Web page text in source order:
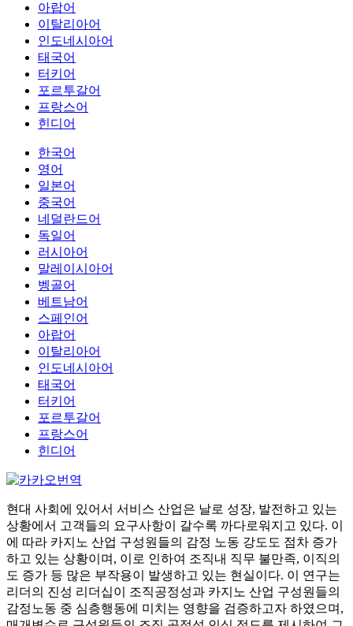
아랍어
이탈리아어
인도네시아어
태국어
터키어
포르투갈어
프랑스어
힌디어
한국어
영어
일본어
중국어
네덜란드어
독일어
러시아어
말레이시아어
벵골어
베트남어
스페인어
아랍어
이탈리아어
인도네시아어
태국어
터키어
포르투갈어
프랑스어
힌디어
현대 사회에 있어서 서비스 산업은 날로 성장, 발전하고 있는
상황에서 고객들의 요구사항이 갈수록 까다로워지고 있다. 이
에 따라 카지노 산업 구성원들의 감정 노동 강도도 점차 증가
하고 있는 상황이며, 이로 인하여 조직내 직무 불만족, 이직의
도 증가 등 많은 부작용이 발생하고 있는 현실이다. 이 연구는
리더의 진성 리더십이 조직공정성과 카지노 산업 구성원들의
감정노동 중 심층행동에 미치는 영향을 검증하고자 하였으며,